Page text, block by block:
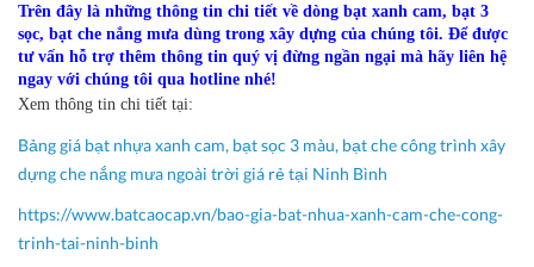
Trên đây là những thông tin chi tiết về dòng bạt xanh cam, bạt 3
sọc, bạt che nắng mưa dùng trong xây dựng của chúng tôi. Để được
tư vấn hỗ trợ thêm thông tin quý vị đừng ngần ngại mà hãy liên hệ
ngay với chúng tôi qua hotline nhé!
Xem thông tin chi tiết tại:
Bảng giá bạt nhựa xanh cam, bạt sọc 3 màu, bạt che công trình xây
dựng che nắng mưa ngoài trời giá rẻ tại Ninh Bình
https://www.batcaocap.vn/bao-gia-bat-nhua-xanh-cam-che-cong-
trinh-tai-ninh-binh